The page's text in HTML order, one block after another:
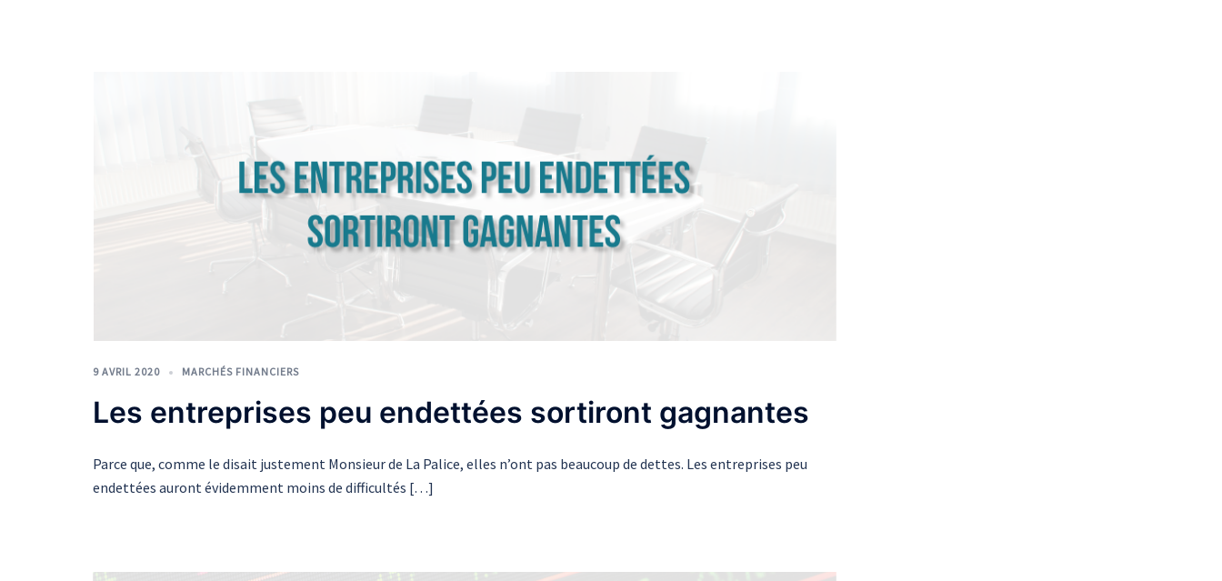
9 AVRIL 2020 MARCHÉS FINANCIERS
Les entreprises peu endettées sortiront gagnantes
Parce que, comme le disait justement Monsieur de La Palice, elles n’ont pas beaucoup de dettes. Les entreprises peu
endettées auront évidemment moins de difficultés […]